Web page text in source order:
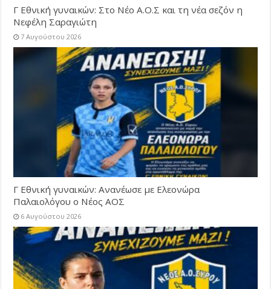
Γ Εθνική γυναικών: Στο Νέο Α.Ο.Σ και τη νέα σεζόν η
Νεφέλη Σαραγιώτη
7 Αυγούστου 2026
Γ Εθνική γυναικών: Ανανέωσε με Ελεονώρα
Παλαιολόγου ο Νέος ΑΟΣ
6 Αυγούστου 2026